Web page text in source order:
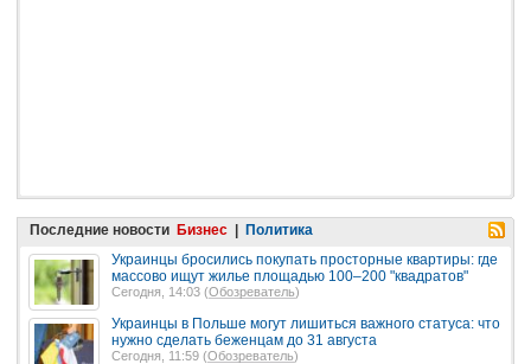
Последние новости Бизнес
Политика
Украинцы бросились покупать просторные квартиры: где
массово ищут жилье площадью 100–200 "квадратов"
Сегодня, 14:03 (Обозреватель)
Украинцы в Польше могут лишиться важного статуса: что
нужно сделать беженцам до 31 августа
Сегодня, 11:59 (Обозреватель)